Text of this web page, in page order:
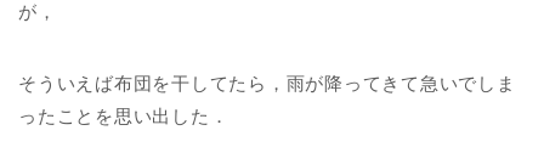
が，
そういえば布団を干してたら，雨が降ってきて急いでしま
ったことを思い出した．